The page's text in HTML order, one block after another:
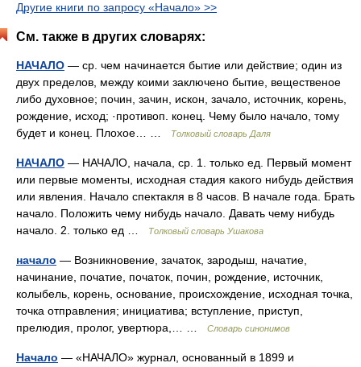
Другие книги по запросу «Начало» >>
См. также в других словарях:
НАЧАЛО — ср. чем начинается бытие или действие; один из
двух пределов, между коими заключено бытие, вещественое
либо духовное; почин, зачин, искон, зачало, источник, корень,
рождение, исход; ·противоп. конец. Чему было начало, тому
будет и конец. Плохое… …
Толковый словарь Даля
НАЧАЛО — НАЧАЛО, начала, ср. 1. только ед. Первый момент
или первые моменты, исходная стадия какого нибудь действия
или явления. Начало спектакля в 8 часов. В начале года. Брать
начало. Положить чему нибудь начало. Давать чему нибудь
начало. 2. только ед …
Толковый словарь Ушакова
начало — Возникновение, зачаток, зародыш, начатие,
начинание, початие, початок, почин, рождение, источник,
колыбель, корень, основание, происхождение, исходная точка,
точка отправления; инициатива; вступление, приступ,
прелюдия, пролог, увертюра,… …
Словарь синонимов
Начало — «НАЧАЛО» журнал, основанный в 1899 и